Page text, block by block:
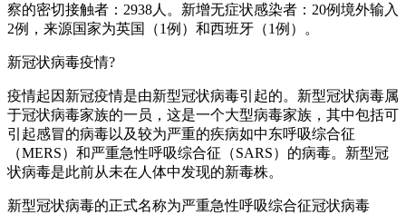
察的密切接触者：2938人。新增无症状感染者：20例境外输入
2例，来源国家为英国（1例）和西班牙（1例）。
新冠状病毒疫情?
疫情起因新冠疫情是由新型冠状病毒引起的。新型冠状病毒属
于冠状病毒家族的一员，这是一个大型病毒家族，其中包括可
引起感冒的病毒以及较为严重的疾病如中东呼吸综合征
（MERS）和严重急性呼吸综合征（SARS）的病毒。新型冠
状病毒是此前从未在人体中发现的新毒株。
新型冠状病毒的正式名称为严重急性呼吸综合征冠状病毒